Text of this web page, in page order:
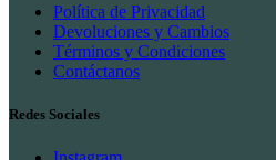
Política de Privacidad
Devoluciones y Cambios
Términos y Condiciones
Contáctanos
Redes Sociales